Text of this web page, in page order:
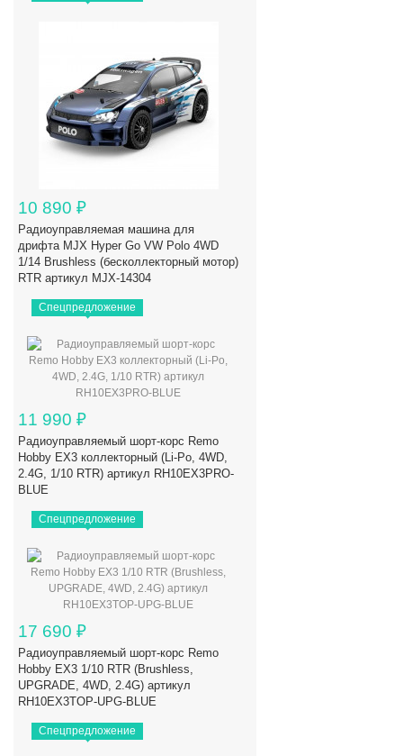
10 890 ₽
Радиоуправляемая машина для
дрифта MJX Hyper Go VW Polo 4WD
1/14 Brushless (бесколлекторный мотор)
RTR артикул MJX-14304
Спецпредложение
11 990 ₽
Радиоуправляемый шорт-корс Remo
Hobby EX3 коллекторный (Li-Po, 4WD,
2.4G, 1/10 RTR) артикул RH10EX3PRO-
BLUE
Спецпредложение
17 690 ₽
Радиоуправляемый шорт-корс Remo
Hobby EX3 1/10 RTR (Brushless,
UPGRADE, 4WD, 2.4G) артикул
RH10EX3TOP-UPG-BLUE
Спецпредложение